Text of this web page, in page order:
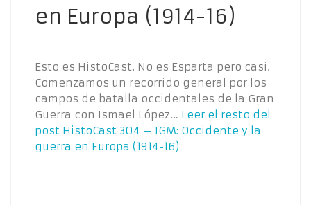
en Europa (1914-16)
Esto es HistoCast. No es Esparta pero casi.
Comenzamos un recorrido general por los
campos de batalla occidentales de la Gran
Guerra con Ismael López… Leer el resto del
post HistoCast 304 – IGM: Occidente y la
guerra en Europa (1914-16)